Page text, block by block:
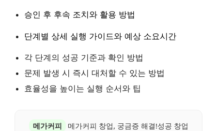
승인 후 후속 조치와 활용 방법
단계별 상세 실행 가이드와 예상 소요시간
각 단계의 성공 기준과 확인 방법
문제 발생 시 즉시 대처할 수 있는 방법
효율성을 높이는 실행 순서와 팁
메가커피
메가커피 창업, 궁금증 해결!성공 창업